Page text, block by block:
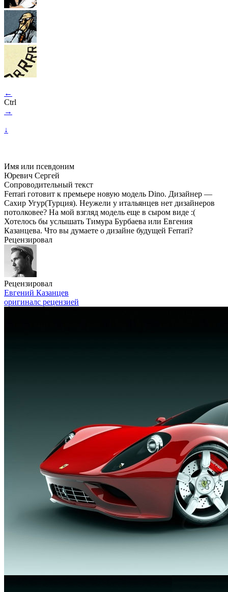
←
Ctrl
→
↓
Имя или псевдоним
Юревич Сергей
Сопроводительный текст
Ferrari готовит к премьере новую модель Dino. Дизайнер —
Сахир Угур(Турция). Неужели у итальянцев нет дизайнеров
потолковее? На мой взгляд модель еще в сыром виде :(
Хотелось бы услышать Тимура Бурбаева или Евгения
Казанцева. Что вы думаете о дизайне будущей Ferrari?
Рецензировал
Рецензировал
Евгений Казанцев
оригиналс рецензией